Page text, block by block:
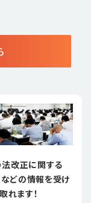
改正に関する
どの情報を受け
取れます！